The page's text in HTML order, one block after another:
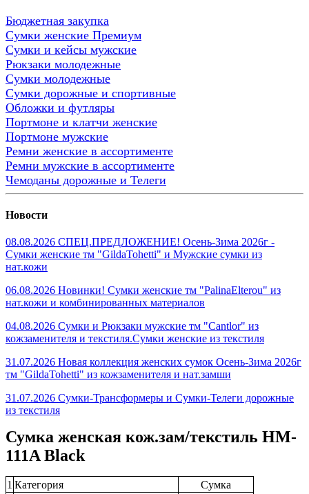
Бюджетная закупка
Сумки женские Премиум
Сумки и кейсы мужские
Рюкзаки молодежные
Сумки молодежные
Сумки дорожные и спортивные
Обложки и футляры
Портмоне и клатчи женские
Портмоне мужские
Ремни женские в ассортименте
Ремни мужские в ассортименте
Чемоданы дорожные и Телеги
Новости
08.08.2026 СПЕЦ.ПРЕДЛОЖЕНИЕ! Осень-Зима 2026г -
Сумки женские тм "GildaTohetti" и Мужские сумки из
нат.кожи
06.08.2026 Новинки! Сумки женские тм "PalinaElterou" из
нат.кожи и комбинированных материалов
04.08.2026 Сумки и Рюкзаки мужские тм "Cantlor" из
кожзаменителя и текстиля.Сумки женские из текстиля
31.07.2026 Новая коллекция женских сумок Осень-Зима 2026г
тм "GildaTohetti" из кожзаменителя и нат.замши
31.07.2026 Сумки-Трансформеры и Сумки-Телеги дорожные
из текстиля
Сумка женская кож.зам/текстиль HM-
111A Black
1 Категория
Сумка